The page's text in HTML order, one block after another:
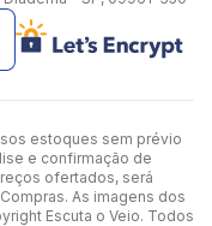
estoques sem prévio
e confirmação de
ofertados, será
As imagens dos
Escuta o Veio. Todos